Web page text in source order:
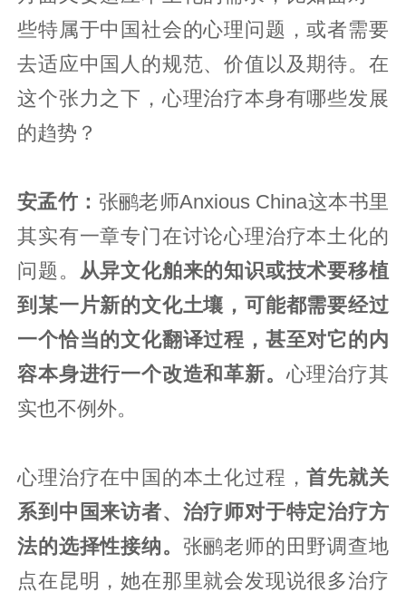
些特属于中国社会的心理问题，或者需要
去适应中国人的规范、价值以及期待。在
这个张力之下，心理治疗本身有哪些发展
的趋势？
安孟竹： 张鹂老师Anxious China这本书里
其实有一章专门在讨论心理治疗本土化的
问题。 从异文化舶来的知识或技术要移植
到某一片新的文化土壤，可能都需要经过
一个恰当的文化翻译过程，甚至对它的内
容本身进行一个改造和革新。心理治疗其
实也不例外。
心理治疗在中国的本土化过程，首先就关
系到中国来访者、治疗师对于特定治疗方
法的选择性接纳。 张鹂老师的田野调查地
点在昆明，她在那里就会发现说很多治疗